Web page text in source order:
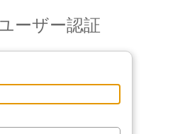
ーザー認証